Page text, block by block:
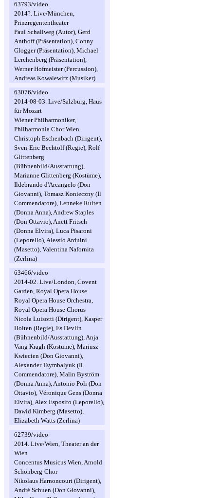
63793/video
2014?. Live/München,
Prinzregententheater
Paul Schallweg (Autor), Gerd
Anthoff (Präsentation), Conny
Glogger (Präsentation), Michael
Lerchenberg (Präsentation),
Werner Hofmeister (Percussion),
Andreas Kowalewitz (Musiker)
63076/video
2014-08-03. Live/Salzburg, Haus
für Mozart
Wiener Philharmoniker,
Philharmonia Chor Wien
Christoph Eschenbach (Dirigent),
Sven-Eric Bechtolf (Regie), Rolf
Glittenberg
(Bühnenbild/Ausstattung),
Marianne Glittenberg (Kostüme),
Ildebrando d'Arcangelo (Don
Giovanni), Tomasz Konieczny (Il
Commendatore), Lenneke Ruiten
(Donna Anna), Andrew Staples
(Don Ottavio), Anett Fritsch
(Donna Elvira), Luca Pisaroni
(Leporello), Alessio Arduini
(Masetto), Valentina Nafornita
(Zerlina)
63466/video
2014-02. Live/London, Covent
Garden, Royal Opera House
Royal Opera House Orchestra,
Royal Opera House Chorus
Nicola Luisotti (Dirigent), Kasper
Holten (Regie), Es Devlin
(Bühnenbild/Ausstattung), Anja
Vang Kragh (Kostüme), Mariusz
Kwiecien (Don Giovanni),
Alexander Tsymbalyuk (Il
Commendatore), Malin Byström
(Donna Anna), Antonio Poli (Don
Ottavio), Véronique Gens (Donna
Elvira), Alex Esposito (Leporello),
Dawid Kimberg (Masetto),
Elizabeth Watts (Zerlina)
62739/video
2014. Live/Wien, Theater an der
Wien
Concentus Musicus Wien, Arnold
Schönberg-Chor
Nikolaus Harnoncourt (Dirigent),
André Schuen (Don Giovanni),